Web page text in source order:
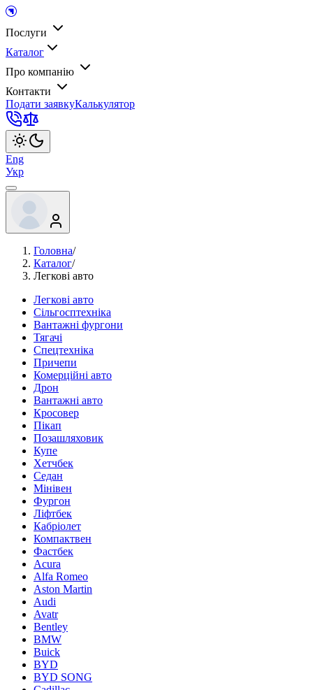
Послуги
Каталог
Про компанію
Контакти
Подати заявкуКалькулятор
Eng
Укр
Головна/
Каталог/
Легкові авто
Легкові авто
Сільгосптехніка
Вантажні фургони
Тягачі
Спецтехніка
Причепи
Комерційні авто
Дрон
Вантажні авто
Кросовер
Пікап
Позашляховик
Купе
Хетчбек
Седан
Мінівен
Фургон
Ліфтбек
Кабріолет
Компактвен
Фастбек
Acura
Alfa Romeo
Aston Martin
Audi
Avatr
Bentley
BMW
Buick
BYD
BYD SONG